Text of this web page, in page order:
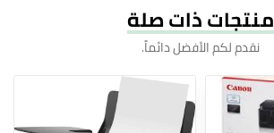
منتجات ذات صلة
نقدم لكم الأفضل دائماً.